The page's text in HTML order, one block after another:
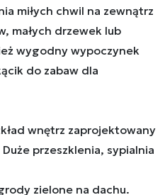
miłych chwil na zewnątrz
małych drzewek lub
wygodny wypoczynek
do zabaw dla
wnętrz zaprojektowany
przeszklenia, sypialnia
zielone na dachu.